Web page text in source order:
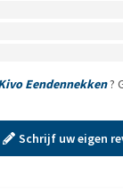
Eendennekken?
Schrijf uw eigen